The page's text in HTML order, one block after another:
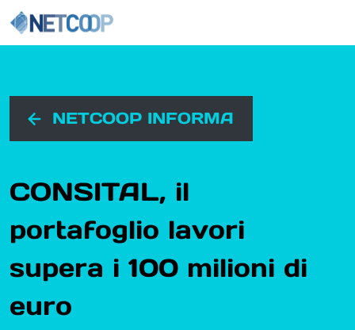
Navigazione principale
NETCOOP INFORMA
CONSITAL, il
portafoglio lavori
supera i 100 milioni di
euro